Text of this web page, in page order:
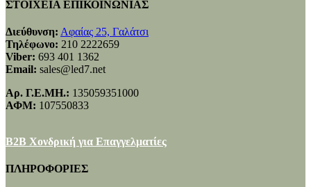
ΣΤΟΙΧΕΙΑ ΕΠΙΚΟΙΝΩΝΙΑΣ
Διεύθυνση: Αφαίας 25, Γαλάτσι
Τηλέφωνο: 210 2222659
Viber: 693 401 1362
Email: sales@led7.net
Αρ. Γ.Ε.ΜΗ.: 135059351000
ΑΦΜ: 107550833
B2B Χονδρική για Επαγγελματίες
ΠΛΗΡΟΦΟΡΙΕΣ